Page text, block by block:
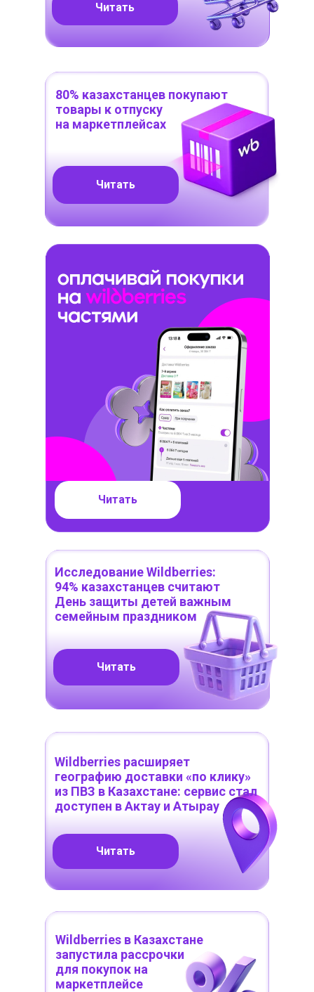
Wildberries расширяет
географию доставки «по клику»
из ПВЗ в Казахстане: сервис стал
доступен в Актау и Атырау
Wildberries в Казахстане
запустила рассрочки
для покупок на
маркетплейсе
Читать
Читать
Читать
80% казахстанцев покупают
товары к отпуску
на маркетплейсах
Читать
Исследование Wildberries:
94% казахстанцев считают
День защиты детей важным
семейным праздником
Читать